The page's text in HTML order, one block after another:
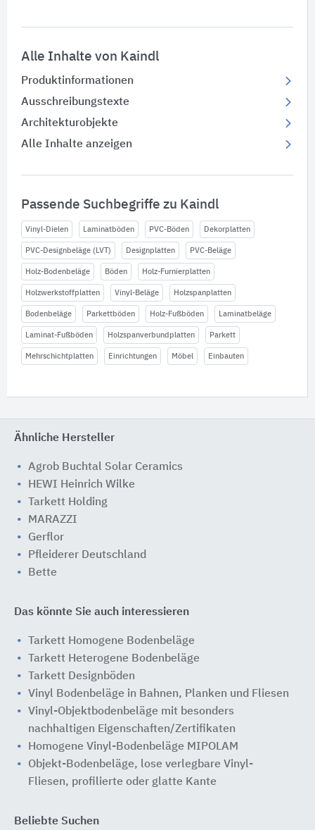
Alle Inhalte von Kaindl
Produktinformationen
Ausschreibungstexte
Architekturobjekte
Alle Inhalte anzeigen
Passende Suchbegriffe zu Kaindl
Vinyl-Dielen Laminatböden PVC-Böden Dekorplatten
PVC-Designbeläge (LVT) Designplatten PVC-Beläge
Holz-Bodenbeläge Böden Holz-Furnierplatten
Holzwerkstoffplatten Vinyl-Beläge Holzspanplatten
Bodenbeläge Parkettböden Holz-Fußböden Laminatbeläge
Laminat-Fußböden Holzspanverbundplatten Parkett
Mehrschichtplatten Einrichtungen Möbel Einbauten
Ähnliche Hersteller
Agrob Buchtal Solar Ceramics
HEWI Heinrich Wilke
Tarkett Holding
MARAZZI
Gerflor
Pfleiderer Deutschland
Bette
Das könnte Sie auch interessieren
Tarkett Homogene Bodenbeläge
Tarkett Heterogene Bodenbeläge
Tarkett Designböden
Vinyl Bodenbeläge in Bahnen, Planken und Fliesen
Vinyl-Objektbodenbeläge mit besonders
nachhaltigen Eigenschaften/Zertifikaten
Homogene Vinyl-Bodenbeläge MIPOLAM
Objekt-Bodenbeläge, lose verlegbare Vinyl-
Fliesen, profilierte oder glatte Kante
Beliebte Suchen